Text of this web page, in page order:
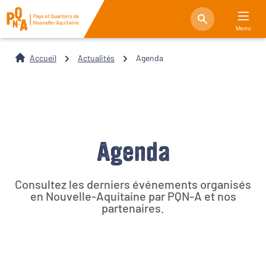
Menu
Accueil Actualités Agenda
Agenda
Consultez les derniers événements organisés
en Nouvelle-Aquitaine par PQN-A et nos
partenaires.